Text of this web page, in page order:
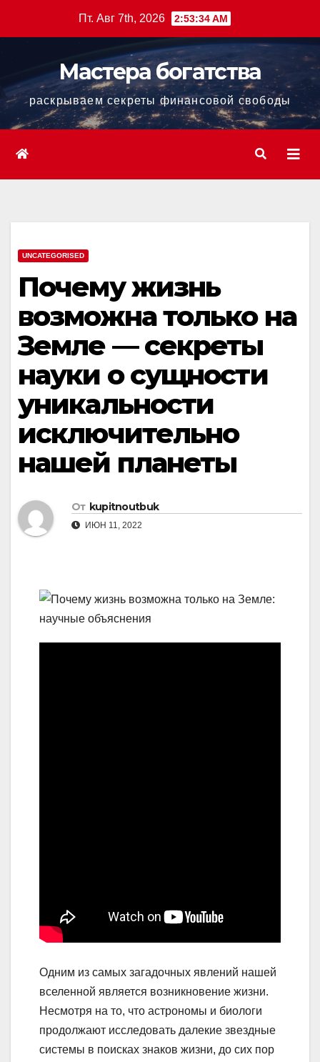
Пт. Авг 7th, 2026 2:53:36 AM
Мастера богатства
раскрываем секреты финансовой свободы
UNCATEGORISED
Почему жизнь
возможна только на
Земле — секреты
науки о сущности
уникальности
исключительно
нашей планеты
От kupitnoutbuk
ИЮН 11, 2022
Одним из самых загадочных явлений нашей
вселенной является возникновение жизни.
Несмотря на то, что астрономы и биологи
продолжают исследовать далекие звездные
системы в поисках знаков жизни, до сих пор